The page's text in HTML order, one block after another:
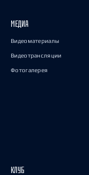
МЕДИА
Видеоматериалы
Видеотрансляции
Фотогалерея
КЛУБ